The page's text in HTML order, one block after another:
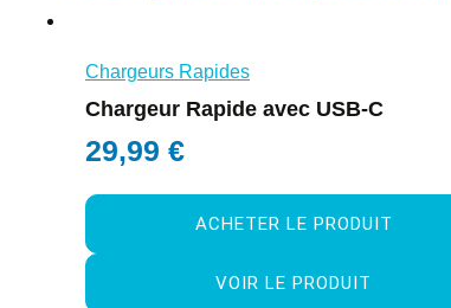
Chargeurs Rapides
Chargeur Rapide avec USB-C
29,99 €
ACHETER LE PRODUIT
VOIR LE PRODUIT